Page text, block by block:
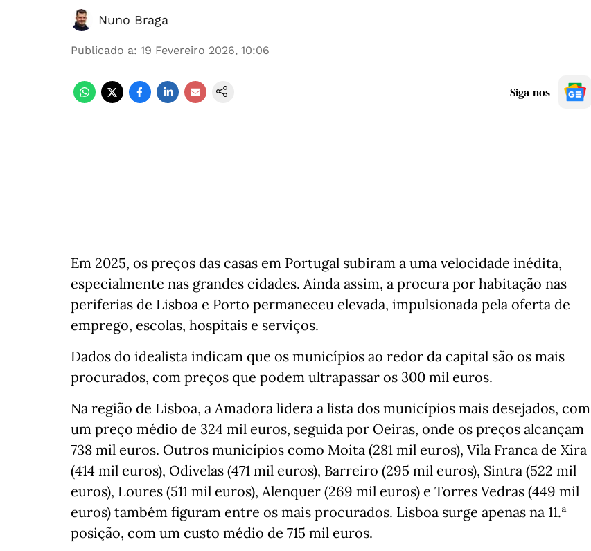
Nuno Braga
Publicado a: 19 Fevereiro 2026, 10:06
Siga-nos
Em 2025, os preços das casas em Portugal subiram a uma velocidade inédita,
especialmente nas grandes cidades. Ainda assim, a procura por habitação nas
periferias de Lisboa e Porto permaneceu elevada, impulsionada pela oferta de
emprego, escolas, hospitais e serviços.
Dados do idealista indicam que os municípios ao redor da capital são os mais
procurados, com preços que podem ultrapassar os 300 mil euros.
Na região de Lisboa, a Amadora lidera a lista dos municípios mais desejados, com
um preço médio de 324 mil euros, seguida por Oeiras, onde os preços alcançam
738 mil euros. Outros municípios como Moita (281 mil euros), Vila Franca de Xira
(414 mil euros), Odivelas (471 mil euros), Barreiro (295 mil euros), Sintra (522 mil
euros), Loures (511 mil euros), Alenquer (269 mil euros) e Torres Vedras (449 mil
euros) também figuram entre os mais procurados. Lisboa surge apenas na 11.ª
posição, com um custo médio de 715 mil euros.